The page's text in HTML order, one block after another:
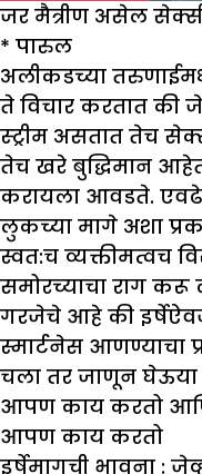
जर मैत्रीण असेल
* पारुल
अलीकडच्या
ते विचार करतात की
स्ट्रीम असतात तेच
तेच खरे बुद्धिमान आहेत.
करायला आवडते.
लुकच्या मागे अशा
स्वत:च व्यक्तीमत्वच
समोरच्याचा राग
गरजेचे आहे की
स्मार्टनेस आणण्याचा
चला तर जाणून घेऊया
आपण काय करतो
आपण काय करतो
इर्षेमागची भावना :